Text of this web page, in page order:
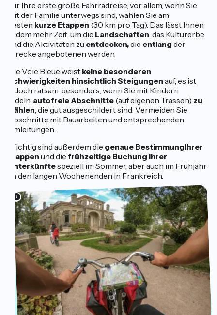
Für Ihre erste große Fahrradreise, vor allem, wenn Sie
mit der Familie unterwegs sind, wählen Sie am
besten kurze Etappen (30 km pro Tag). Das lässt Ihnen
zudem mehr Zeit, um die Landschaften, das Kulturerbe
und die Aktivitäten zu entdecken,die entlang der
Strecke angebotenen werden.
Die Voie Bleue weist keine besonderen
Schwierigkeiten hinsichtlich Steigungen auf, es ist
jedoch ratsam, besonders, wenn Sie mit Kindern
radeln, autofreie Abschnitte (auf eigenen Trassen) zu
wählen, die gut ausgeschildert sind. Vermeiden Sie
Abschnitte mit Bauarbeiten und entsprechenden
Umleitungen.
Wichtig sind außerdem die genaue BestimmungIhrer
Etappen und die frühzeitige Buchung Ihrer
Unterkünftespeziell im Sommer, aber auch im Frühjahr
an den langen Wochenenden in Frankreich.